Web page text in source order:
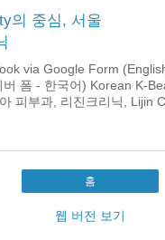
의 중심, 서울
via Google Form
버 폼 - 한국어) Korean K-
피부과, 리진크리닉, Lijin
홈
웹 버전 보기